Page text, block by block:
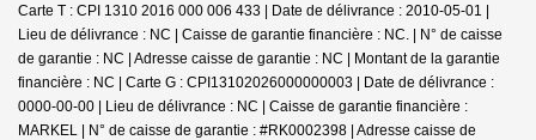
Carte T : CPI 1310 2016 000 006 433 | Date de délivrance : 2010-05-01 |
Lieu de délivrance : NC | Caisse de garantie financière : NC. | N° de caisse
de garantie : NC | Adresse caisse de garantie : NC | Montant de la garantie
financière : NC | Carte G : CPI13102026000000003 | Date de délivrance :
0000-00-00 | Lieu de délivrance : NC | Caisse de garantie financière :
MARKEL | N° de caisse de garantie : #RK0002398 | Adresse caisse de